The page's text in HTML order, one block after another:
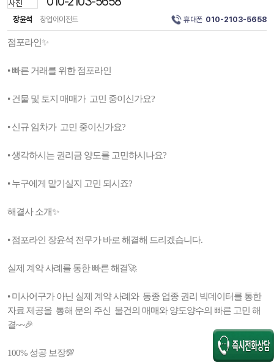
장윤석 창업에이전트 휴대폰 010-2103-5658
점포라인✨
• 빠른 거래를 위한 점포라인
• 건물 및 토지 매매가 고민 중이신가요?
• 신규 임차가 고민 중이신가요?
• 생각하시는 권리금 양도를 고민하시나요?
• 누구에게 맡기실지 고민 되시죠?
해결사 소개✨
• 점포라인 장윤석 전무가 바로 해결해 드리겠습니다.
실제 계약 사례를 통한 빠른 해결🚀
• 미사어구가 아닌 실제 계약 사례와 동종 업종 권리 빅데이터를 통한
자료 제공을 통해 문의 주신 물건의 매매와 양도양수의 빠른 고민 해
결~~🎉
100% 성공 보장💯